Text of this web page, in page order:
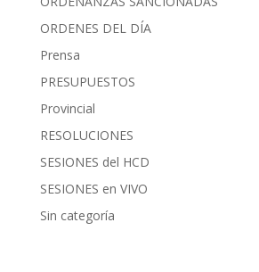
ORDENES DEL DÍA
Prensa
PRESUPUESTOS
Provincial
RESOLUCIONES
SESIONES del HCD
SESIONES en VIVO
Sin categoría